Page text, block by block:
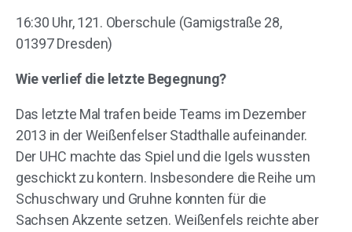
16:30 Uhr, 121. Oberschule (Gamigstraße 28,
01397 Dresden)
Wie verlief die letzte Begegnung?
Das letzte Mal trafen beide Teams im Dezember
2013 in der Weißenfelser Stadthalle aufeinander.
Der UHC machte das Spiel und die Igels wussten
geschickt zu kontern. Insbesondere die Reihe um
Schuschwary und Gruhne konnten für die
Sachsen Akzente setzen. Weißenfels reichte aber